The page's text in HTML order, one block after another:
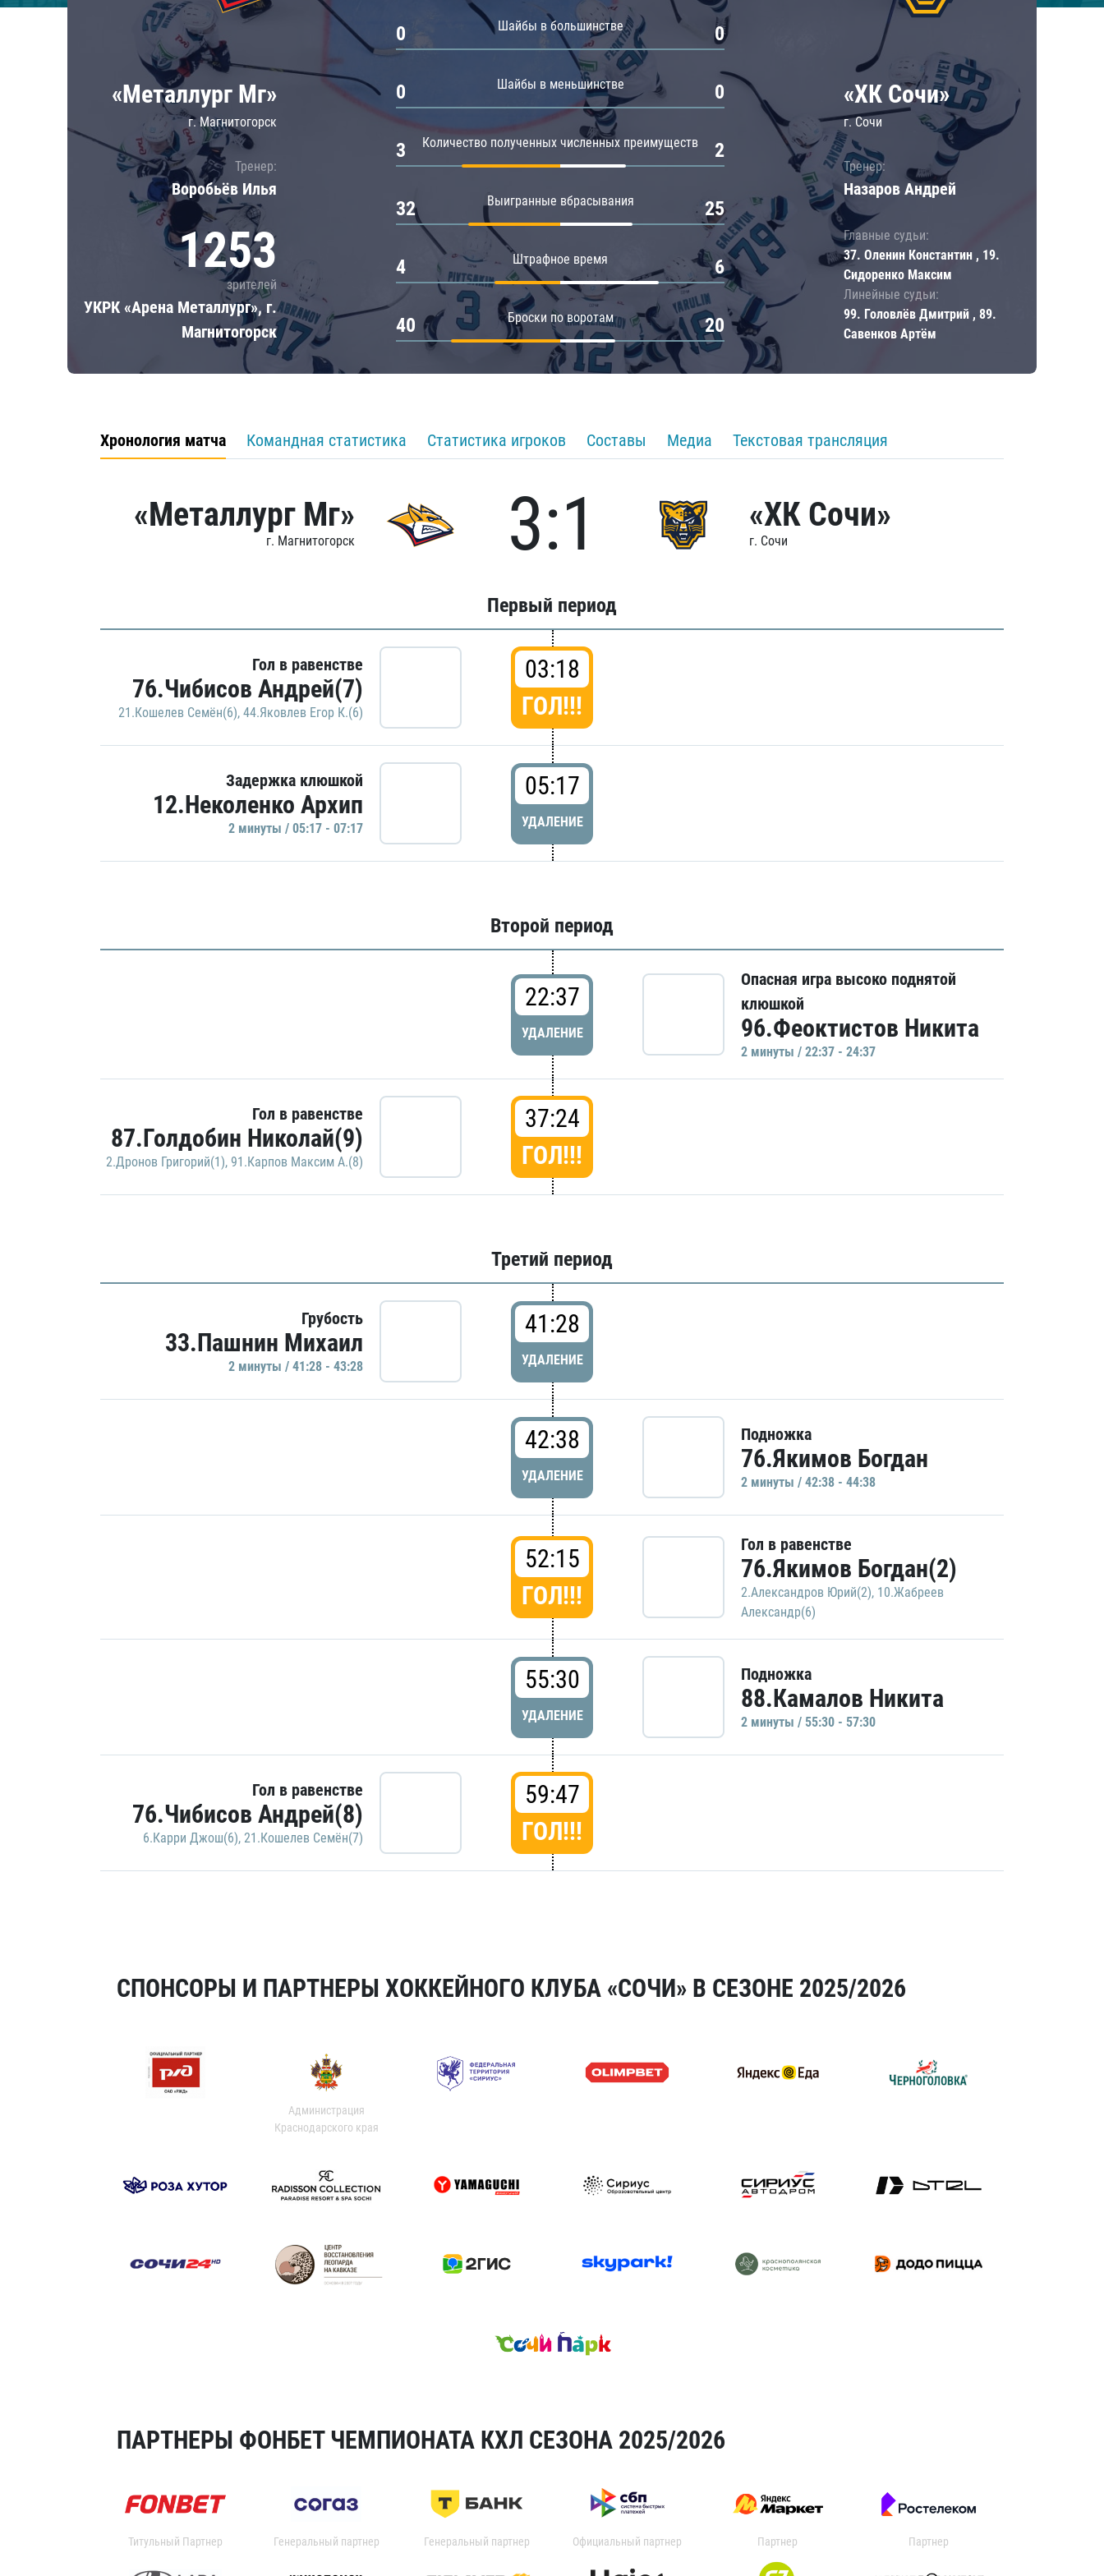
Локомотив
ЦСКА
Шанхайские Драконы
«Металлург Мг»
г. Магнитогорск
Тренер:
Воробьёв Илья
1253
зрителей
УКРК «Арена Металлург», г.
Магнитогорск
Шайбы в большинстве
0 0
Шайбы в меньшинстве
0 0
Количество полученных численных преимуществ
3 2
Выигранные вбрасывания
32 25
Штрафное время
4 6
Броски по воротам
40 20
«ХК Сочи»
г. Сочи
Тренер:
Назаров Андрей
Главные судьи:
37. Оленин Константин , 19.
Сидоренко Максим
Линейные судьи:
99. Головлёв Дмитрий , 89.
Савенков Артём
Хронология матча Командная статистика Статистика игроков Составы Медиа Текстовая трансляция
«Металлург Мг»
г. Магнитогорск 3:1 «ХК Сочи»
г. Сочи
Первый период
Гол в равенстве
76.Чибисов Андрей(7)
21.Кошелев Семён(6), 44.Яковлев Егор К.(6)
03:18
ГОЛ!!!
Задержка клюшкой
12.Неколенко Архип
2 минуты / 05:17 - 07:17
05:17
УДАЛЕНИЕ
Второй период
22:37
УДАЛЕНИЕ
Опасная игра высоко поднятой
клюшкой
96.Феоктистов Никита
2 минуты / 22:37 - 24:37
Гол в равенстве
87.Голдобин Николай(9)
2.Дронов Григорий(1), 91.Карпов Максим А.(8)
37:24
ГОЛ!!!
Третий период
Грубость
33.Пашнин Михаил
2 минуты / 41:28 - 43:28
41:28
УДАЛЕНИЕ
42:38
УДАЛЕНИЕ
Подножка
76.Якимов Богдан
2 минуты / 42:38 - 44:38
52:15
ГОЛ!!!
Гол в равенстве
76.Якимов Богдан(2)
2.Александров Юрий(2), 10.Жабреев
Александр(6)
55:30
УДАЛЕНИЕ
Подножка
88.Камалов Никита
2 минуты / 55:30 - 57:30
Гол в равенстве
76.Чибисов Андрей(8)
6.Карри Джош(6), 21.Кошелев Семён(7)
59:47
ГОЛ!!!
СПОНСОРЫ И ПАРТНЕРЫ ХОККЕЙНОГО КЛУБА «СОЧИ» В СЕЗОНЕ 2025/2026
Администрация
Краснодарского края
ПАРТНЕРЫ ФОНБЕТ ЧЕМПИОНАТА КХЛ СЕЗОНА 2025/2026
Титульный Партнер Генеральный партнер Генеральный партнер Официальный партнер Партнер Партнер